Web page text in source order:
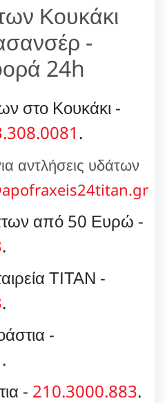
Κουκάκι
-
24h
στο Κουκάκι -
.
αντλήσεις υδάτων
από 50 Ευρώ -
.
ΤΙΤΑΝ -
.
-
.
- 210.3000.883.